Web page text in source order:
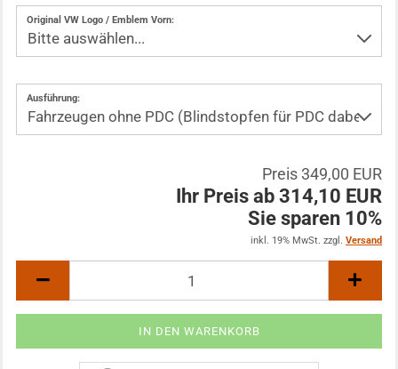
Original VW Logo / Emblem Vorn:
Ausführung:
Preis 349,00 EUR
Ihr Preis ab 314,10 EUR
Sie sparen 10%
inkl. 19% MwSt. zzgl. Versand